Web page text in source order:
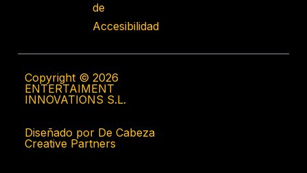
de
Accesibilidad
Copyright © 2026
ENTERTAIMENT
INNOVATIONS S.L.
Diseñado por De Cabeza
Creative Partners